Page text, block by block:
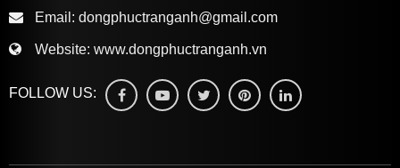
Email: dongphuctranganh@gmail.com
Website: www.dongphuctranganh.vn
FOLLOW US: